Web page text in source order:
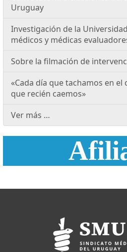
Uruguay
Investigación de la
médicos y médicas
Sobre la filmación de
«Cada día que tachamos en el
que recién caemos»
Ver más …